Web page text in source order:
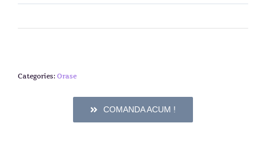
Categories:Orase
COMANDA ACUM !